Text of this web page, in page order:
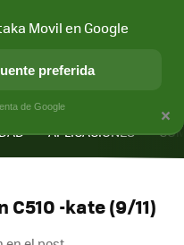
APLICACIONES
C510 -kate (9/11)
×
Movil en Google
preferida
de Google